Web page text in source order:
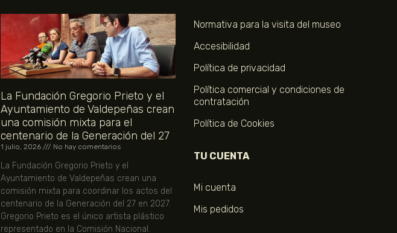
La Fundación Gregorio Prieto y el
Ayuntamiento de Valdepeñas crean
una comisión mixta para el
centenario de la Generación del 27
1 julio, 2026 No hay comentarios
La Fundación Gregorio Prieto y el
Ayuntamiento de Valdepeñas crean una
comisión mixta para coordinar los actos del
centenario de la Generación del 27 en 2027.
Gregorio Prieto es el único artista plástico
representado en la Comisión Nacional.
Normativa para la visita del museo
Accesibilidad
Política de privacidad
Política comercial y condiciones de
contratación
Política de Cookies
TU CUENTA
Mi cuenta
Mis pedidos